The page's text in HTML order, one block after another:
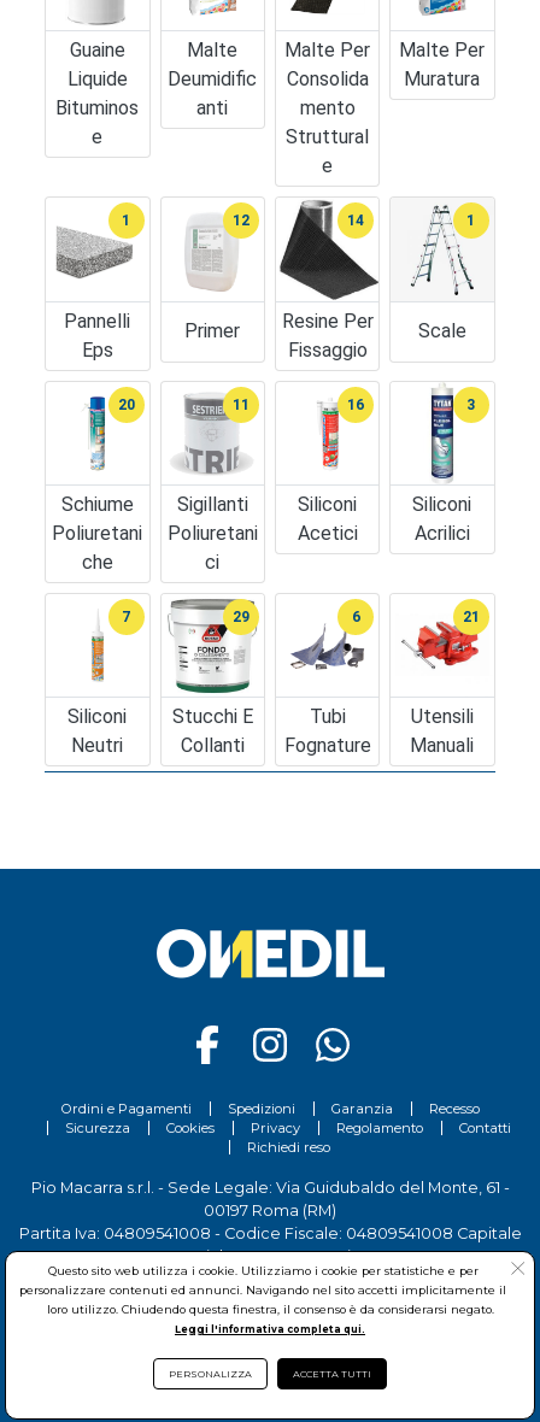
Guaine
Liquide
Bituminos
E
Malte
Deumidific
Anti
Malte Per
Consolida
Mento
Struttural
E
Malte Per
Muratura
Pannelli
Eps
1
Primer
12
Resine Per
Fissaggio
14
Scale
1
Schiume
Poliuretani
Che
20
Sigillanti
Poliuretani
Ci
11
Siliconi
Acetici
16
Siliconi
Acrilici
3
Siliconi
Neutri
7
Stucchi E
Collanti
29
Tubi
Fognature
6
Utensili
Manuali
21
Ordini e Pagamenti Spedizioni Garanzia
Recesso
Sicurezza
Cookies Privacy Regolamento
Contatti
Richiedi reso
Pio Macarra s.r.l. - Sede Legale: Via Guidubaldo del Monte, 61 -
00197 Roma (RM)
Partita Iva: 04809541008 - Codice Fiscale: 04809541008 Capitale
Sociale 700.000 Euro i.v.
Tel.06 81156444- Sede Operativa: Via delle Imprese, 7 - 00030
San Cesareo (RM)
Questo sito web utilizza i cookie. Utilizziamo i cookie per statistiche e per
personalizzare contenuti ed annunci. Navigando nel sito accetti implicitamente il
loro utilizzo. Chiudendo questa finestra, il consenso è da considerarsi negato.
Leggi l'informativa completa qui.
PERSONALIZZA ACCETTA TUTTI